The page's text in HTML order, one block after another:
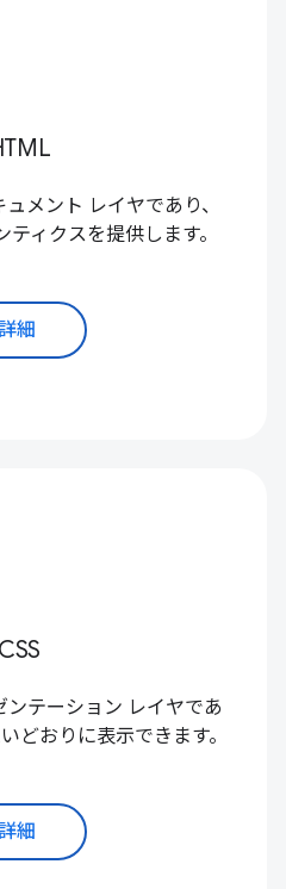
メント レイヤであり、
ィクスを提供します。
細
CSS
ンテーション レイヤであ
どおりに表示できます。
細